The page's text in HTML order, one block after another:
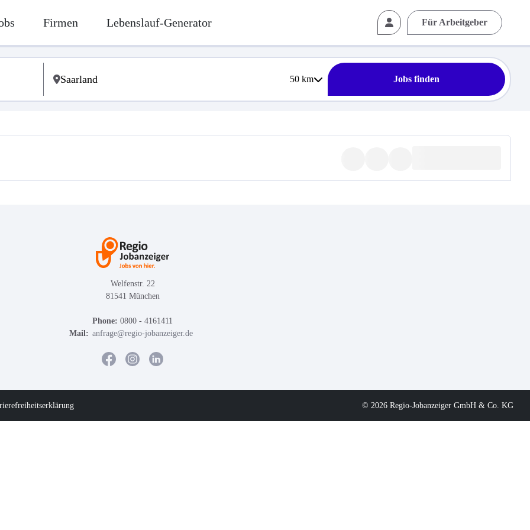
Firmen Lebenslauf-Generator Für Arbeitgeber
50km Jobs finden
Welfenstr. 22
81541 München
Phone: 0800 - 4161411
Mail: anfrage@regio-jobanzeiger.de
© 2026 Regio-Jobanzeiger GmbH & Co. KG